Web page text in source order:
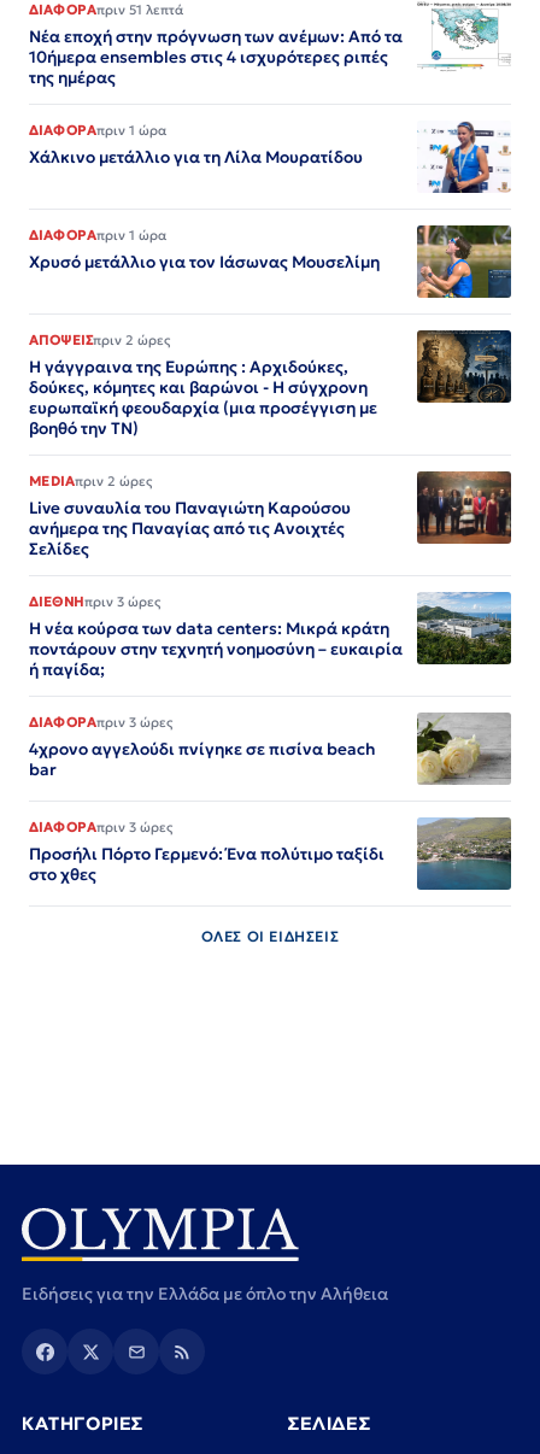
ΔΙΑΦΟΡΑπριν 51 λεπτά
Νέα εποχή στην πρόγνωση των ανέμων: Από τα
10ήμερα ensembles στις 4 ισχυρότερες ριπές
της ημέρας
ΔΙΑΦΟΡΑπριν 1 ώρα
Χάλκινο μετάλλιο για τη Λίλα Μουρατίδου
ΔΙΑΦΟΡΑπριν 1 ώρα
Χρυσό μετάλλιο για τον Iάσωνας Μουσελίμη
ΑΠΟΨΕΙΣπριν 2 ώρες
Η γάγγραινα της Ευρώπης : Αρχιδούκες,
δούκες, κόμητες και βαρώνοι - Η σύγχρονη
ευρωπαϊκή φεουδαρχία (μια προσέγγιση με
βοηθό την ΤΝ)
MEDIAπριν 2 ώρες
Live συναυλία του Παναγιώτη Καρούσου
ανήμερα της Παναγίας από τις Ανοιχτές
Σελίδες
ΔΙΕΘΝΗπριν 3 ώρες
Η νέα κούρσα των data centers: Μικρά κράτη
ποντάρουν στην τεχνητή νοημοσύνη – ευκαιρία
ή παγίδα;
ΔΙΑΦΟΡΑπριν 3 ώρες
4χρονο αγγελούδι πνίγηκε σε πισίνα beach
bar
ΔΙΑΦΟΡΑπριν 3 ώρες
Προσήλι Πόρτο Γερμενό: Ένα πολύτιμο ταξίδι
στο χθες
ΟΛΕΣ ΟΙ ΕΙΔΗΣΕΙΣ
Ειδήσεις για την Ελλάδα με όπλο την Αλήθεια
ΚΑΤΗΓΟΡΙΕΣ ΣΕΛΙΔΕΣ